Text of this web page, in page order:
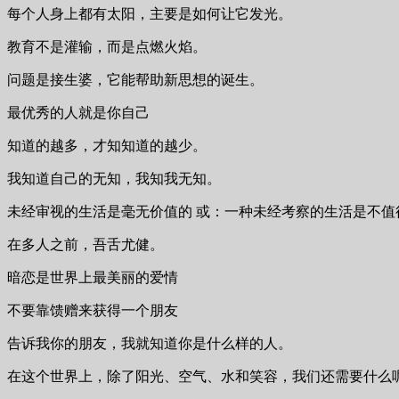
每个人身上都有太阳，主要是如何让它发光。
教育不是灌输，而是点燃火焰。
问题是接生婆，它能帮助新思想的诞生。
最优秀的人就是你自己
知道的越多，才知知道的越少。
我知道自己的无知，我知我无知。
未经审视的生活是毫无价值的 或：一种未经考察的生活是不值
在多人之前，吾舌尤健。
暗恋是世界上最美丽的爱情
不要靠馈赠来获得一个朋友
告诉我你的朋友，我就知道你是什么样的人。
在这个世界上，除了阳光、空气、水和笑容，我们还需要什么